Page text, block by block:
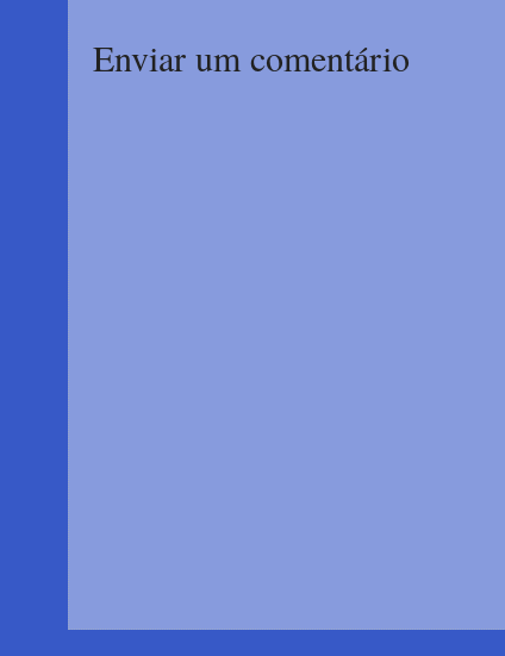
Enviar um comentário